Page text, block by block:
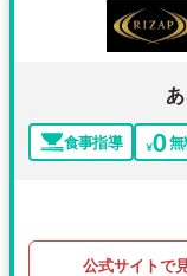
食事指導 無
公式サイトで